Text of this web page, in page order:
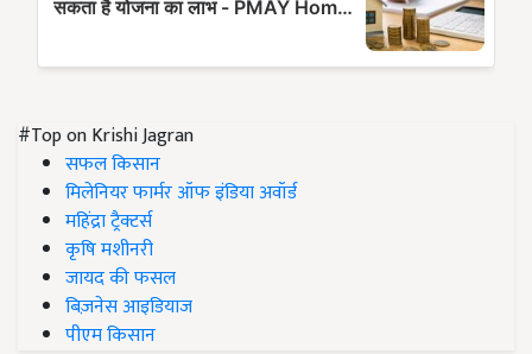
#Top on Krishi Jagran
सफल किसान
मिलेनियर फार्मर ऑफ इंडिया अवॉर्ड
महिंद्रा ट्रैक्टर्स
कृषि मशीनरी
जायद की फसल
बिज़नेस आइडियाज
पीएम किसान